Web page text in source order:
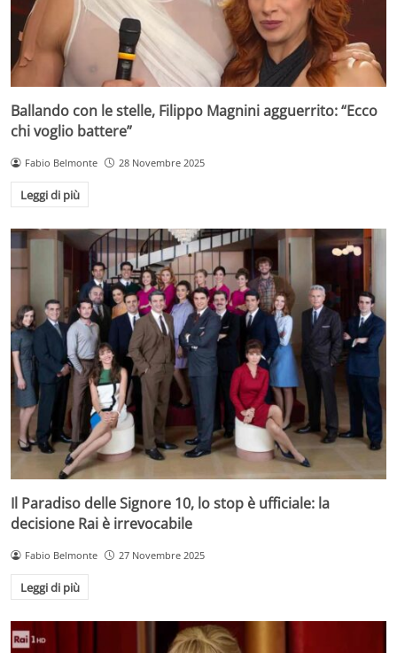
Ballando con le stelle, Filippo Magnini agguerrito: “Ecco
chi voglio battere”
Fabio Belmonte 28 Novembre 2025
Leggi di più
Il Paradiso delle Signore 10, lo stop è ufficiale: la
decisione Rai è irrevocabile
Fabio Belmonte 27 Novembre 2025
Leggi di più